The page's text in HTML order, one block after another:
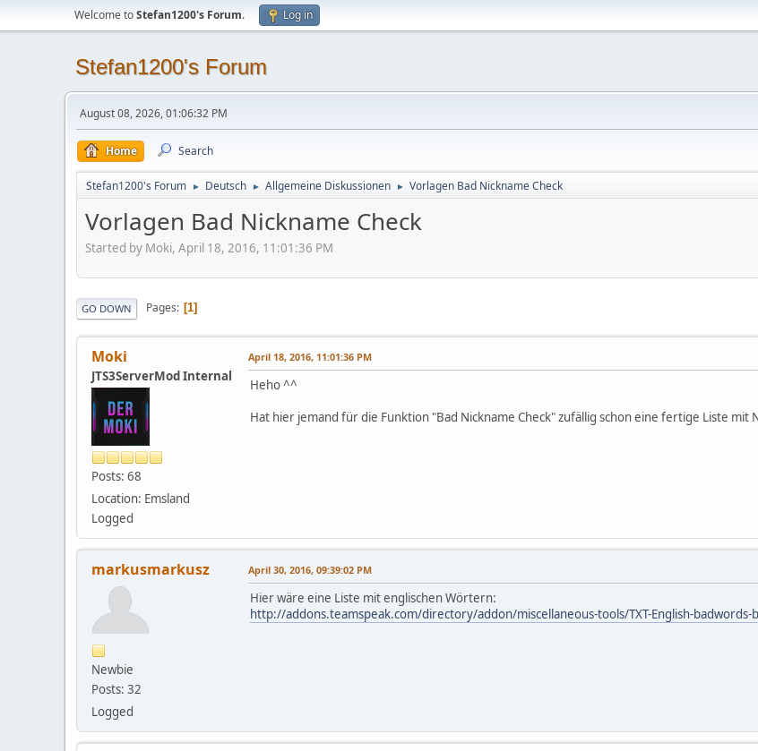
Welcome toStefan1200's Forum. Log in
Stefan1200's Forum
August 08, 2026, 01:06:32 PM
Home Search
Stefan1200's Forum ► Deutsch ► Allgemeine Diskussionen ► Vorlagen Bad Nickname Check
Vorlagen Bad Nickname Check
Started by Moki, April 18, 2016, 11:01:36 PM
GO DOWN Pages 1
Moki
JTS3ServerMod Internal
Posts: 68
Location: Emsland
Logged
April 18, 2016, 11:01:36 PM
Heho ^^
Hat hier jemand für die Funktion "Bad Nickname Check" zufällig schon eine fertige Liste mit
markusmarkusz
Newbie
Posts: 32
Logged
April 30, 2016, 09:39:02 PM
Hier wäre eine Liste mit englischen Wörtern:
http://addons.teamspeak.com/directory/addon/miscellaneous-tools/TXT-English-badwords-